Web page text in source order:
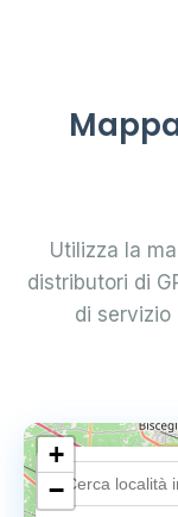
Utilizza la
distributori di
di servizio
4
+
−